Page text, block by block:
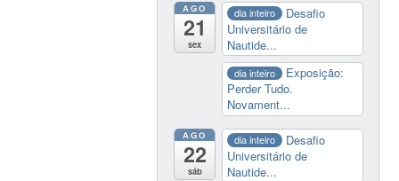
AGO
21
sex
dia inteiro
Desafio
Universitário de
Nautide...
dia inteiro
Exposição:
Perder Tudo.
Novament...
AGO
22
sáb
dia inteiro
Desafio
Universitário de
Nautide...